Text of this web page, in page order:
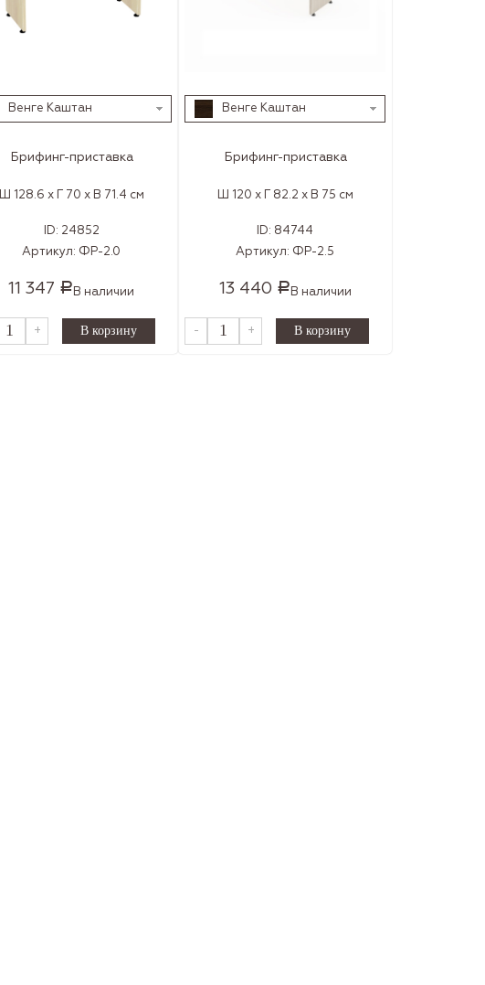
Венге Каштан
Брифинг-приставка
Ш 128.6 x Г 70 x В 71.4 см
ID: 24852
Артикул: ФР-2.0
11 347 Р В наличии
+
Венге Каштан
Брифинг-приставка
Ш 120 x Г 82.2 x В 75 см
ID: 84744
Артикул: ФР-2.5
13 440 Р В наличии
- +